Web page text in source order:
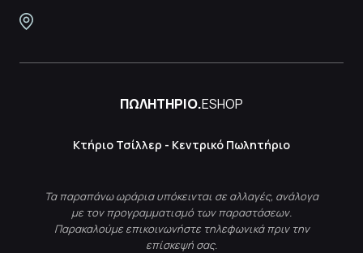
ΠΩΛΗΤΗΡΙΟ.ESHOP
Κτήριο Τσίλλερ - Κεντρικό Πωλητήριο
Τα παραπάνω ωράρια υπόκεινται σε αλλαγές, ανάλογα
με τον προγραμματισμό των παραστάσεων.
Παρακαλούμε επικοινωνήστε τηλεφωνικά πριν την
επίσκεψή σας.